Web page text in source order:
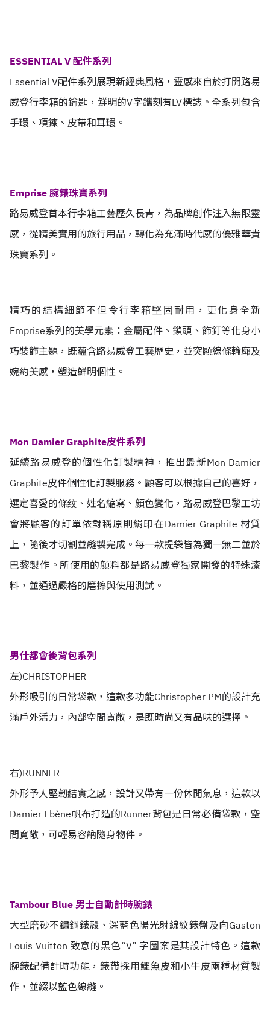
ESSENTIAL V 配件系列
Essential V配件系列展現新經典風格，靈感來自於打開路易
威登行李箱的鑰匙，鮮明的V字鑴刻有LV標誌。全系列包含
手環、項鍊、皮帶和耳環。
Emprise 腕錶珠寶系列
路易威登首本行李箱工藝歷久長青，為品牌創作注入無限靈
感，從精美實用的旅行用品，轉化為充滿時代感的優雅華貴
珠寶系列。
精巧的結構細節不但令行李箱堅固耐用，更化身全新
Emprise系列的美學元素：金屬配件、鎖頭、飾釘等化身小
巧裝飾主題，既蘊含路易威登工藝歷史，並突顯線條輪廓及
婉約美感，塑造鮮明個性。
Mon Damier Graphite皮件系列
延續路易威登的個性化訂製精神，推出最新Mon Damier
Graphite皮件個性化訂製服務。顧客可以根據自己的喜好，
選定喜愛的條纹、姓名縮寫、顏色變化，路易威登巴黎工坊
會將顧客的訂單依對稱原則絹印在Damier Graphite 材質
上，隨後才切割並縫製完成。每一款提袋皆為獨一無二並於
巴黎製作。所使用的顏料都是路易威登獨家開發的特殊漆
料，並通過嚴格的磨擦與使用測試。
男仕都會後背包系列
左)CHRISTOPHER
外形吸引的日常袋款，這款多功能Christopher PM的設計充
滿戶外活力，內部空間寬敞，是既時尚又有品味的選擇。
右)RUNNER
外形予人堅韌結實之感，設計又帶有一份休閒氣息，這款以
Damier Ebène帆布打造的Runner背包是日常必備袋款，空
間寬敞，可輕易容納隨身物件。
Tambour Blue 男士自動計時腕錶
大型磨砂不鏽鋼錶殼、深藍色陽光射線紋錶盤及向Gaston
Louis Vuitton 致意的黑色“V” 字圖案是其設計特色。這款
腕錶配備計時功能，錶帶採用鱷魚皮和小牛皮兩種材質製
作，並綴以藍色線縫。